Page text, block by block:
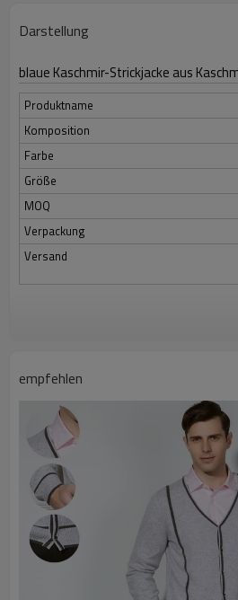
Darstellung
blaue Kaschmir-Strickjacke aus
Produktname
Komposition
Farbe
Größe
MOQ
Verpackung
Versand
empfehlen